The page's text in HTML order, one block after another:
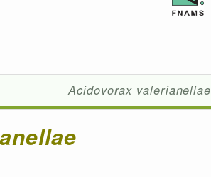
Acidovorax valerianellae